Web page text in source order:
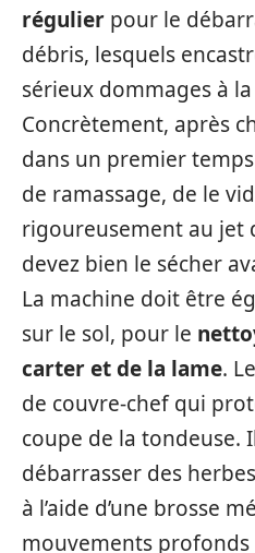
régulier pour le
débris, lesquels
sérieux dommages à
Concrètement, après
dans un premier
de ramassage, de le
rigoureusement au jet
devez bien le sécher
La machine doit être
sur le sol, pour le
carter et de la lame.
de couvre-chef qui
coupe de la tondeuse.
débarrasser des
à l’aide d’une brosse
mouvements profonds